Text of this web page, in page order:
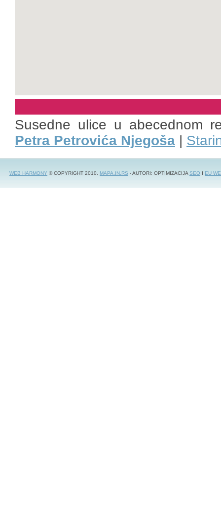
Susedne ulice u abecednom
Petra Petrovića Njegoša |
WEB HARMONY © COPYRIGHT 2010. MAPA.IN.RS - AUTORI: OPTIMIZACIJASEO I EU